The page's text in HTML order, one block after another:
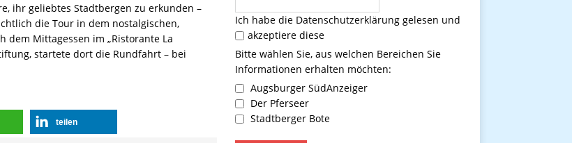
ihr geliebtes Stadtbergen zu erkunden –
die Tour in dem nostalgischen,
dem Mittagessen im „Ristorante La
startete dort die Rundfahrt – bei
teilen
Ich habe die Datenschutzerklärunggelesen und
akzeptiere diese
Bitte wählen Sie, aus welchen Bereichen Sie
Informationen erhalten möchten:
Augsburger SüdAnzeiger
Der Pferseer
Stadtberger Bote